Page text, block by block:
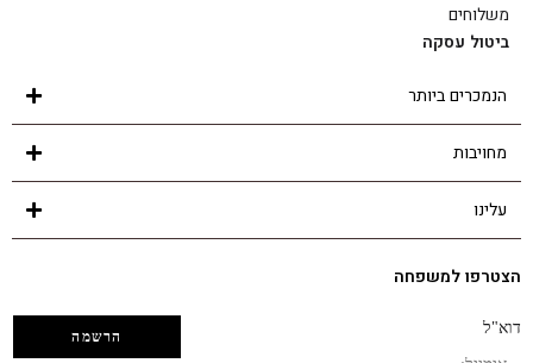
משלוחים
ביטול עסקה
הנמכרים ביותר
מחויבות
עלינו
הצטרפו למשפחה
דוא"ל